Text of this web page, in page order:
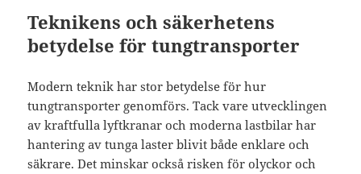
Teknikens och säkerhetens
betydelse för tungtransporter
Modern teknik har stor betydelse för hur
tungtransporter genomförs. Tack vare utvecklingen
av kraftfulla lyftkranar och moderna lastbilar har
hantering av tunga laster blivit både enklare och
säkrare. Det minskar också risken för olyckor och